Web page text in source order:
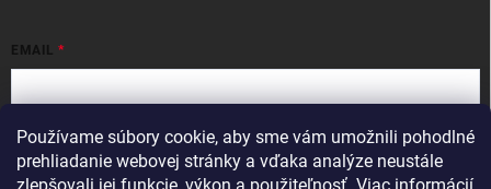
Používame súbory cookie, aby sme vám umožnili pohodlné
prehliadanie webovej stránky a vďaka analýze neustále
EMAIL
Vložením e-mailu súhlasíte spodmienkami ochrany osobných údajov